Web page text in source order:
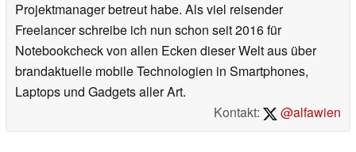
Projektmanager betreut habe. Als viel reisender
Freelancer schreibe ich nun schon seit 2016 für
Notebookcheck von allen Ecken dieser Welt aus über
brandaktuelle mobile Technologien in Smartphones,
Laptops und Gadgets aller Art.
Kontakt:
@alfawien